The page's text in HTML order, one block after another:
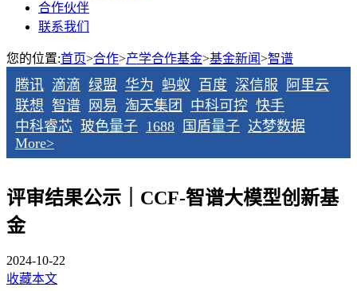
合作伙伴
联系我们
您的位置:首页>合作>产学合作基金>基金新闻>智谱
腾讯 滴滴 绿盟 华为 蚂蚁 百度 深信服
阿里云
联想 智谱 网易 淘天集团 中科可控 快手
中科睿芯 玻色量子 1688 国盾量子 达梦数据
More>
评审结果公示｜CCF-智谱大模型创新基
金
2024-10-22
收藏本文